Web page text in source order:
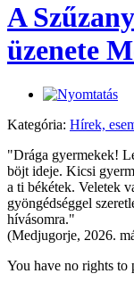
A
üzenete
Kategória: Hírek,
"Drága gyermekek!
böjt ideje. Kicsi
a ti békétek. Veletek
gyöngédséggel
hívásomra."
(Medjugorje, 2026.
You have no rights to